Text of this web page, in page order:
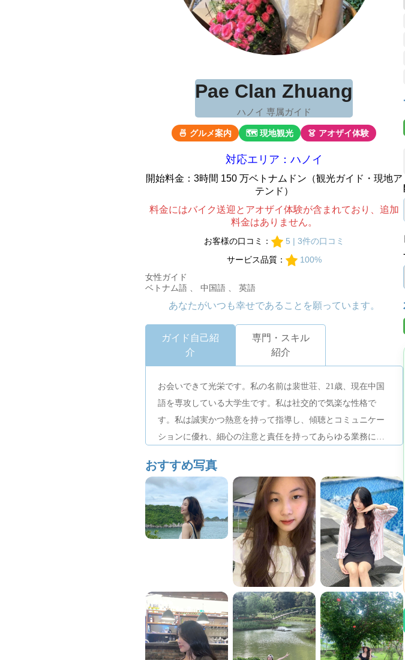
Pae Clan Zhuang
ハノイ 専属ガイド
🍜 グルメ案内 🗺 現地観光 👗 アオザイ体験
対応エリア：ハノイ
開始料金：3時間 150 万ベトナムドン（観光ガイド・現地ア
テンド）
料金にはバイク送迎とアオザイ体験が含まれており、追加
料金はありません。
お客様の口コミ：
5 | 3件の口コミ
サービス品質：
100%
女性ガイド
ベトナム語 、 中国語 、 英語
あなたがいつも幸せであることを願っています。
ガイド自己紹
介
専門・スキル
紹介
お会いできて光栄です。私の名前は裴世荘、21歳、現在中国
語を専攻している大学生です。私は社交的で気楽な性格で
す。私は誠実かつ熱意を持って指導し、傾聴とコミュニケー
ションに優れ、細心の注意と責任を持ってあらゆる業務に取
おすすめ写真